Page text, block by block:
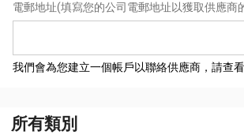
電郵地址(填寫您的公司電郵地址以獲取供應商
我們會為您建立一個帳戶以聯絡供應商，請查
所有類別